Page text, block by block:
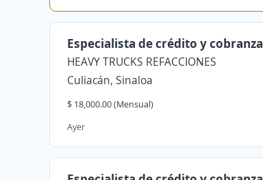
Especialista de crédito y cobranza
HEAVY TRUCKS REFACCIONES
Culiacán, Sinaloa
$ 18,000.00 (Mensual)
Ayer